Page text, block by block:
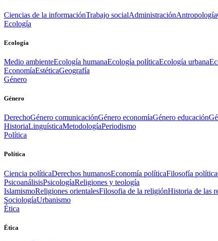
Ciencias de la informaciónTrabajo socialAdministraciónAntropología
Ecología
Ecología
Medio ambienteEcología humanaEcología políticaEcología urbana
EconomíaEstéticaGeografía
Género
Género
DerechoGénero comunicaciónGénero economíaGénero educación
HistoriaLinguísticaMetodologíaPeriodismo
Política
Política
Ciencia políticaDerechos humanosEconomía políticaFilosofía política
PsicoanálisisPsicologíaReligiones y teología
IslamismoReligiones orientalesFilosofia de la religiónHistoria de las
SociologíaUrbanismo
Ética
Ética